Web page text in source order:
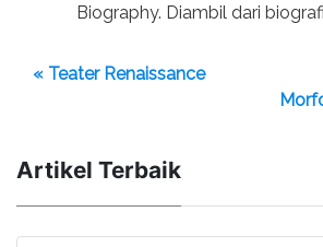
Biography. Diambil dari
« Teater Renaissance
Artikel Terbaik